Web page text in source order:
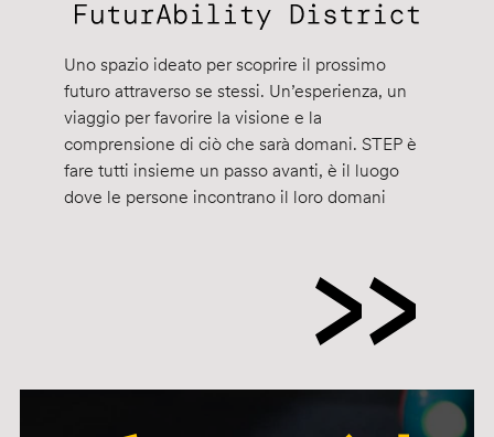
Uno spazio ideato per scoprire il prossimo
futuro attraverso se stessi. Un’esperienza, un
viaggio per favorire la visione e la
comprensione di ciò che sarà domani. STEP è
fare tutti insieme un passo avanti, è il luogo
dove le persone incontrano il loro domani